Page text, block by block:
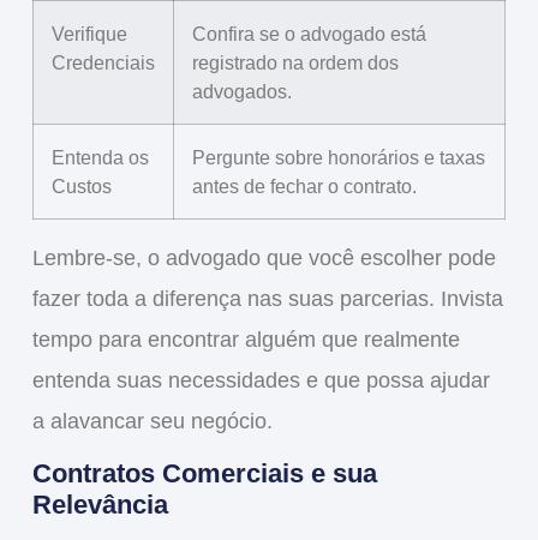
Verifique
Credenciais
Confira se o advogado está
registrado na ordem dos
advogados.
Entenda os
Custos
Pergunte sobre honorários e taxas
antes de fechar o contrato.
Lembre-se, o advogado que você escolher pode
fazer toda a diferença nas suas parcerias. Invista
tempo para encontrar alguém que realmente
entenda suas necessidades e que possa ajudar
a alavancarseu negócio.
Contratos Comerciais e sua
Relevância